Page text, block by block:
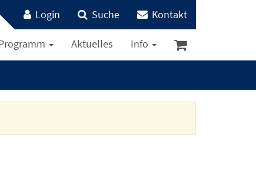
Login Suche Kontakt
Aktuelles Info